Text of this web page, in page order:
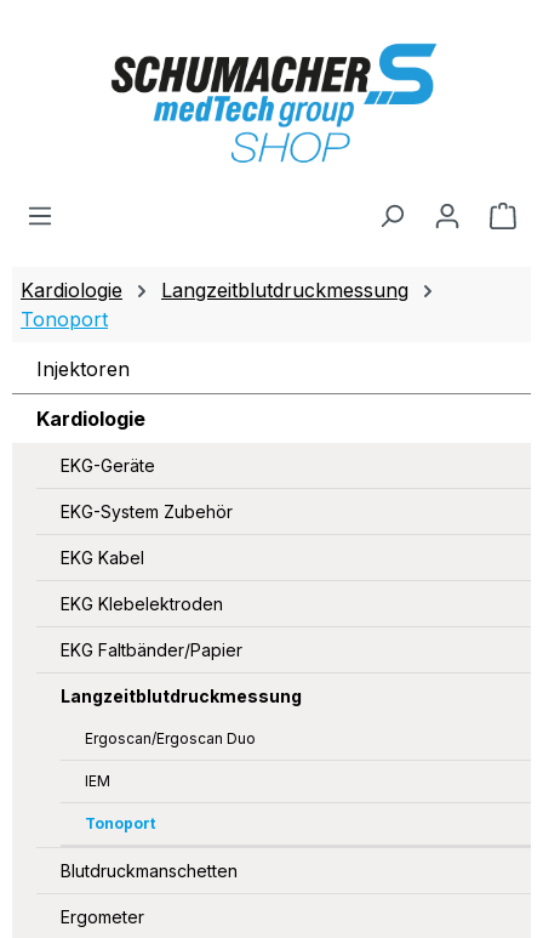
Kardiologie
Langzeitblutdruckmessung
Tonoport
Injektoren
Kardiologie
EKG-Geräte
EKG-System Zubehör
EKG Kabel
EKG Klebelektroden
EKG Faltbänder/Papier
Langzeitblutdruckmessung
Ergoscan/Ergoscan Duo
IEM
Tonoport
Blutdruckmanschetten
Ergometer